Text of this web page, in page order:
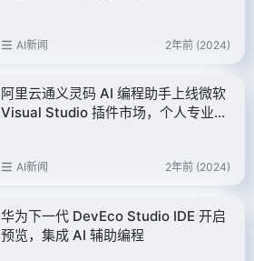
AI新闻 2年前 (2024)
阿里云通义灵码 AI 编程助手上线微软
Visual Studio 插件市场，个人专业版
AI新闻 2年前 (2024)
华为下一代 DevEco Studio IDE 开启
预览，集成 AI 辅助编程